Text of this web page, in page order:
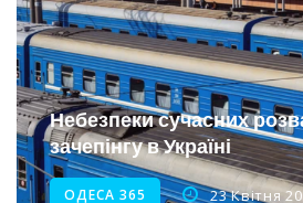
Інтеграція ветеранів в
Нічна атака на Одесу: наслідки
Енергетична підтримка
Небезпеки сучасних
зачепінгу в Україні
ОДЕСА 365 23 Квітня